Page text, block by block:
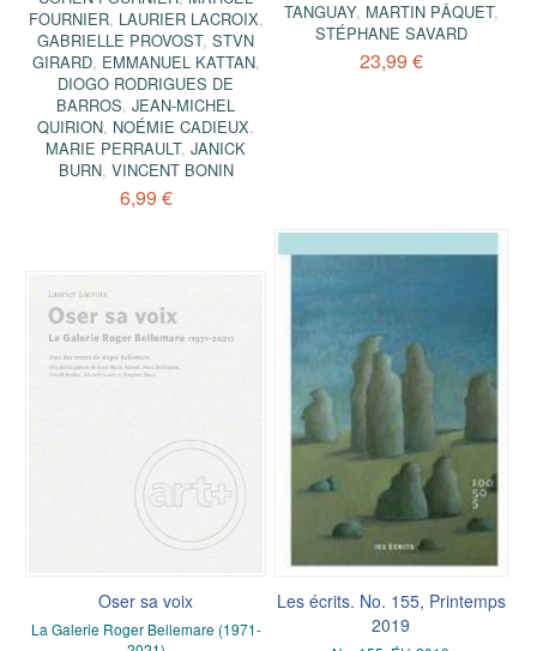
FOURNIER, LAURIER LACROIX,
GABRIELLE PROVOST,STVN
GIRARD, EMMANUEL KATTAN,
DIOGO RODRIGUES DE
BARROS,JEAN-MICHEL
QUIRION, NOÉMIE CADIEUX,
MARIE PERRAULT,JANICK
BURN, VINCENT BONIN
6,99 €
TANGUAY, MARTIN PÂQUET,
STÉPHANE SAVARD
23,99 €
Oser sa voix
La Galerie Roger Bellemare (1971-
Les écrits. No. 155, Printemps
2019